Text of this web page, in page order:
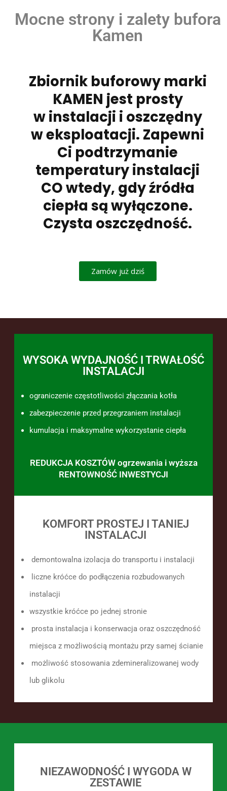
Mocne strony i zalety bufora
Kamen
Zbiornik buforowy marki
KAMEN jest prosty
w instalacji i oszczędny
w eksploatacji. Zapewni
Ci podtrzymanie
temperatury instalacji
CO wtedy, gdy źródła
ciepła są wyłączone.
Czysta oszczędność.
Zamów już dziś
WYSOKA WYDAJNOŚĆ I TRWAŁOŚĆ
INSTALACJI
ograniczenie częstotliwości złączania kotła
zabezpieczenie przed przegrzaniem instalacji
kumulacja i maksymalne wykorzystanie ciepła
REDUKCJA KOSZTÓW ogrzewania i wyższa
RENTOWNOŚĆ INWESTYCJI
KOMFORT PROSTEJ I TANIEJ
INSTALACJI
demontowalna izolacja do transportu i instalacji
liczne króćce do podłączenia rozbudowanych
instalacji
wszystkie króćce po jednej stronie
prosta instalacja i konserwacja oraz oszczędność
miejsca z możliwością montażu przy samej ścianie
możliwość stosowania zdemineralizowanej wody
lub glikolu
NIEZAWODNOŚĆ I WYGODA W
ZESTAWIE